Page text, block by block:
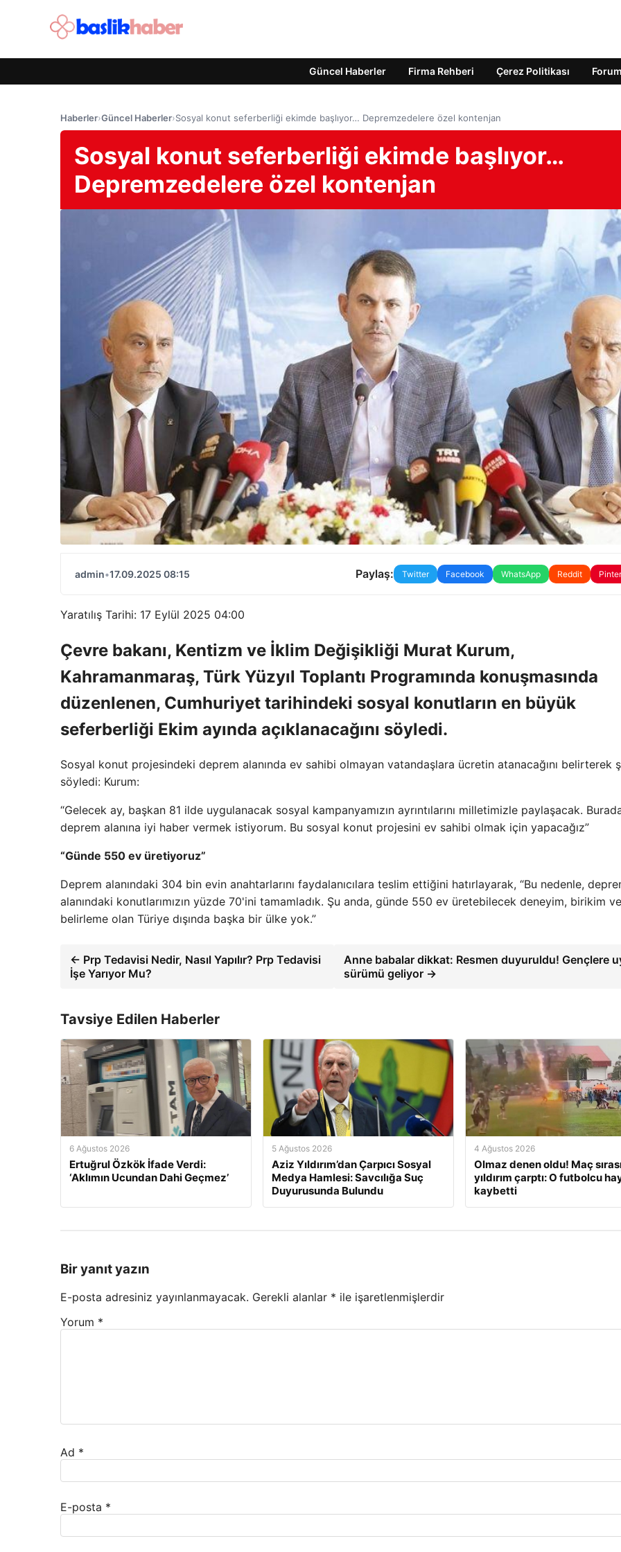
Güncel Haberler Firma Rehberi Çerez Politikası Forum
Haberler›Güncel Haberler›Sosyal konut seferberliği ekimde başlıyor… Depremzedelere özel kontenjan
Sosyal konut seferberliği ekimde başlıyor…
Depremzedelere özel kontenjan
admin•17.09.2025 08:15 Paylaş: Twitter Facebook WhatsApp Reddit
Yaratılış Tarihi: 17 Eylül 2025 04:00
Çevre bakanı, Kentizm ve İklim Değişikliği Murat Kurum,
Kahramanmaraş, Türk Yüzyıl Toplantı Programında konuşmasında
düzenlenen, Cumhuriyet tarihindeki sosyal konutların en büyük
seferberliği Ekim ayında açıklanacağını söyledi.
Sosyal konut projesindeki deprem alanında ev sahibi olmayan vatandaşlara ücretin atanacağını belirterek
söyledi: Kurum:
“Gelecek ay, başkan 81 ilde uygulanacak sosyal kampanyamızın ayrıntılarını milletimizle paylaşacak.
deprem alanına iyi haber vermek istiyorum. Bu sosyal konut projesini ev sahibi olmak için yapacağız”
“Günde 550 ev üretiyoruz”
Deprem alanındaki 304 bin evin anahtarlarını faydalanıcılara teslim ettiğini hatırlayarak, “Bu nedenle,
alanındaki konutlarımızın yüzde 70'ini tamamladık. Şu anda, günde 550 ev üretebilecek deneyim, birikim ve
belirleme olan Türiye dışında başka bir ülke yok.”
← Prp Tedavisi Nedir, Nasıl Yapılır? Prp Tedavisi
İşe Yarıyor Mu?
Anne babalar dikkat: Resmen duyuruldu! Gençlere
sürümü geliyor →
Tavsiye Edilen Haberler
6 Ağustos 2026
Ertuğrul Özkök İfade Verdi:
‘Aklımın Ucundan Dahi Geçmez’
5 Ağustos 2026
Aziz Yıldırım’dan Çarpıcı Sosyal
Medya Hamlesi: Savcılığa Suç
Duyurusunda Bulundu
4 Ağustos 2026
Olmaz denen oldu! Maç
yıldırım çarptı: O futbolcu
kaybetti
Bir yanıt yazın
E-posta adresiniz yayınlanmayacak. Gerekli alanlar * ile işaretlenmişlerdir
Yorum *
Ad *
E-posta *